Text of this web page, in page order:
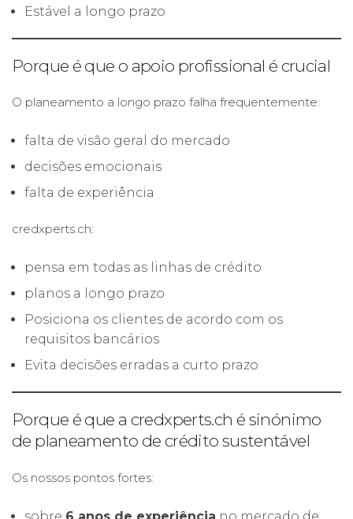
Estável a longo prazo
Porque é que o apoio profissional é crucial
O planeamento a longo prazo falha frequentemente:
falta de visão geral do mercado
decisões emocionais
falta de experiência
credxperts.ch:
pensa em todas as linhas de crédito
planos a longo prazo
Posiciona os clientes de acordo com os
requisitos bancários
Evita decisões erradas a curto prazo
Porque é que a credxperts.ch é sinónimo
de planeamento de crédito sustentável
Os nossos pontos fortes: